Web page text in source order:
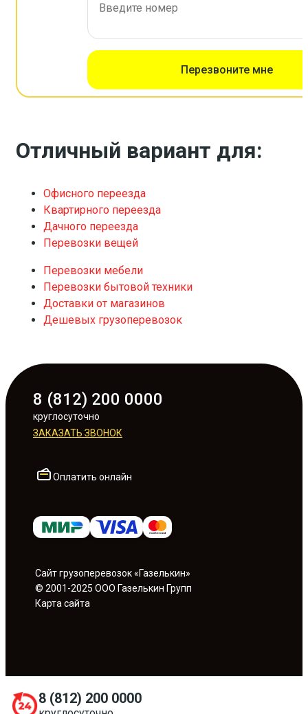
8 (812) 200 0000
Перезвоните мне
Отличный вариант для:
Офисного переезда
Квартирного переезда
Дачного переезда
Перевозки вещей
Перевозки мебели
Перевозки бытовой техники
Доставки от магазинов
Дешевых грузоперевозок
8 (812) 200 0000
круглосуточно
ЗАКАЗАТЬ ЗВОНОК
Оплатить онлайн
Сайт грузоперевозок «Газелькин»
© 2001-2025 ООО Газелькин Групп
Карта сайта